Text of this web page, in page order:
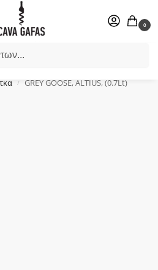
0
το αγαπημένο σας πρόσωπο.
/ GREY GOOSE, ALTIUS, (0.7Lt)